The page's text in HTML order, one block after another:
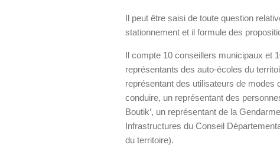
Il peut être saisi de toute question
stationnement et il formule des
Il compte 10 conseillers municipaux et
représentants des auto-écoles du
représentant des utilisateurs de modes
conduire, un représentant des
Boutik’, un représentant de la
Infrastructures du Conseil
du territoire).